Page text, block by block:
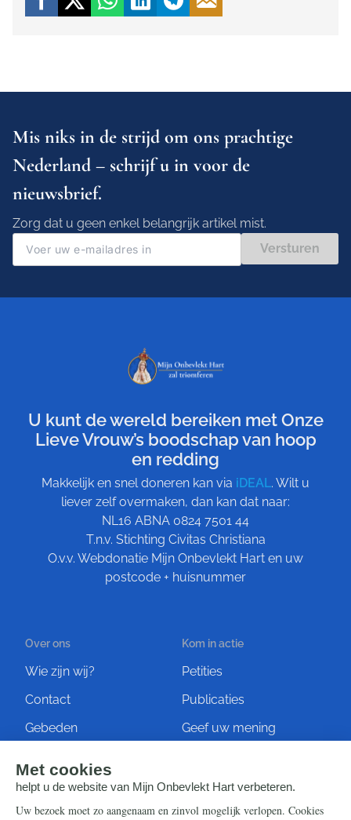
Mis niks in de strijd om ons prachtige
Nederland – schrijf u in voor de
nieuwsbrief.
Zorg dat u geen enkel belangrijk artikel mist.
Versturen
U kunt de wereld bereiken met Onze
Lieve Vrouw’s boodschap van hoop
en redding
Makkelijk en snel doneren kan via iDEAL. Wilt u
liever zelf overmaken, dan kan dat naar:
NL16 ABNA 0824 7501 44
T.n.v. Stichting Civitas Christiana
O.v.v. Webdonatie Mijn Onbevlekt Hart en uw
postcode + huisnummer
Over ons
Wie zijn wij?
Contact
Gebeden
Kom in actie
Petities
Publicaties
Geef uw mening
Steun ons Info